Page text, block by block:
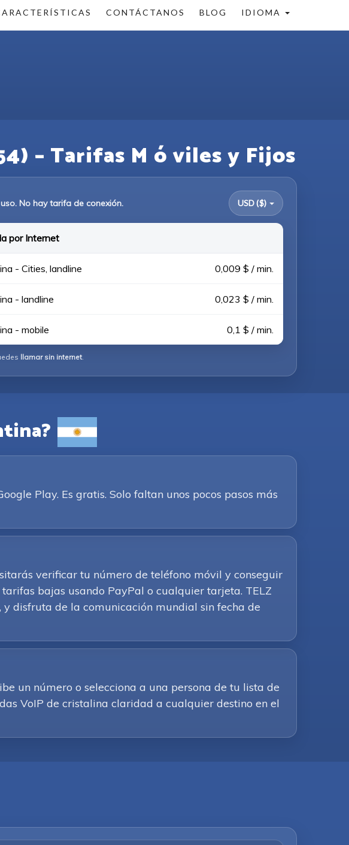
CONTÁCTANOS BLOG IDIOMA
– Tarifas M ó viles y Fijos
No hay tarifa de conexión. USD ($)
por Internet
- Cities, landline 0,009 $ / min.
- landline 0,023 $ / min.
- mobile 0,1 $ / min.
llamar sin internet.
Play. Es gratis. Solo faltan unos pocos pasos más
verificar tu número de teléfono móvil y conseguir
bajas usando PayPal o cualquier tarjeta. TELZ
disfruta de la comunicación mundial sin fecha de
un número o selecciona a una persona de tu lista de
VoIP de cristalina claridad a cualquier destino en el